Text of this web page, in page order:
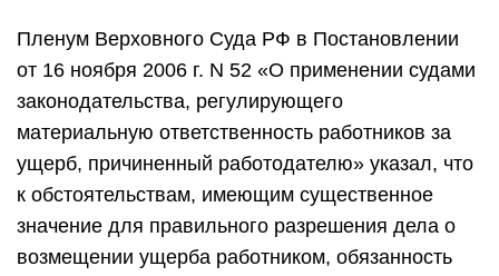
Пленум Верховного Суда РФ в Постановлении
от 16 ноября 2006 г. N 52 «О применении судами
законодательства, регулирующего
материальную ответственность работников за
ущерб, причиненный работодателю» указал, что
к обстоятельствам, имеющим существенное
значение для правильного разрешения дела о
возмещении ущерба работником, обязанность